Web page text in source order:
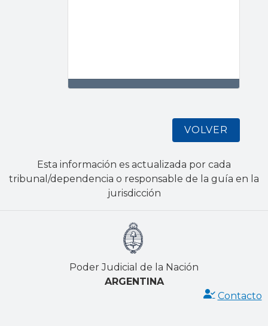
VOLVER
Esta información es actualizada por cada
tribunal/dependencia o responsable de la guía en la
jurisdicción
Poder Judicial de la Nación
ARGENTINA
Contacto